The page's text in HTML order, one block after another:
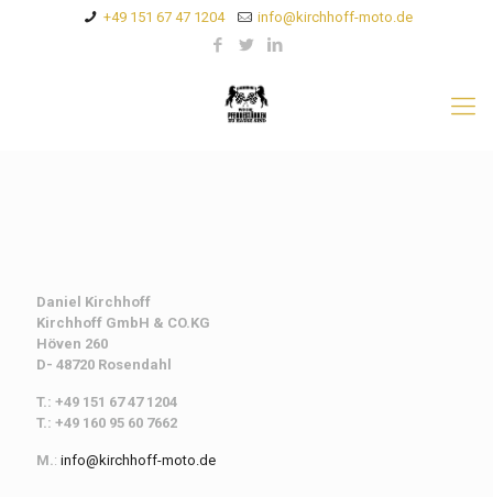
+49 151 67 47 1204 info@kirchhoff-moto.de
Daniel Kirchhoff
Kirchhoff GmbH & CO.KG
Höven 260
D- 48720 Rosendahl
T.: +49 151 67 47 1204
T.: +49 160 95 60 7662
M.: info@kirchhoff-moto.de